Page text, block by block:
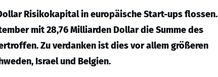
Risikokapital in europäische Start-ups flossen.
mit 28,76 Milliarden Dollar die Summe des
Zu verdanken ist dies vor allem größeren
Israel und Belgien.